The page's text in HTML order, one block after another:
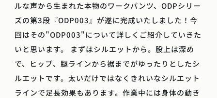
ルな声から生まれた本物のワークパンツ、ODPシリー
ズの第3段『ODP003』が遂に完成いたしました！今
回はその"ODP003"について詳しくご紹介していきた
いと思います。 まずはシルエットから。股上は深め
で、ヒップ、腿ラインから裾までがゆったりとしたシ
ルエットです。太いだけではなくきれいなシルエット
ラインで足長効果もあります。作業中には身体の動き